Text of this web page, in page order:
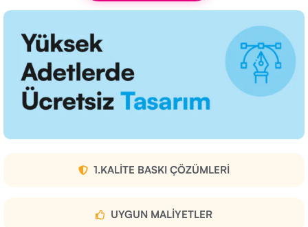
1.KALITE BASKI ÇÖZÜMLERI
UYGUN MALIYETLER